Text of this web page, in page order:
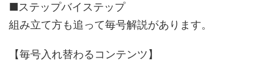
■ステップバイステップ
組み立て方も追って毎号解説があります。
【毎号入れ替わるコンテンツ】